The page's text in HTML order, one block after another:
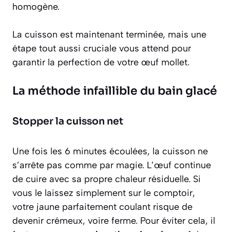
homogène.
La cuisson est maintenant terminée, mais une
étape tout aussi cruciale vous attend pour
garantir la perfection de votre œuf mollet.
La méthode infaillible du bain glacé
Stopper la cuisson net
Une fois les 6 minutes écoulées, la cuisson ne
s’arrête pas comme par magie. L’œuf continue
de cuire avec sa propre chaleur résiduelle. Si
vous le laissez simplement sur le comptoir,
votre jaune parfaitement coulant risque de
devenir crémeux, voire ferme. Pour éviter cela, il